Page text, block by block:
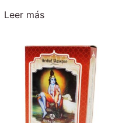
Leer más